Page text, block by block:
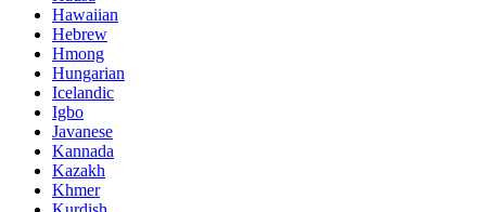
Hawaiian
Hebrew
Hmong
Hungarian
Icelandic
Igbo
Javanese
Kannada
Kazakh
Khmer